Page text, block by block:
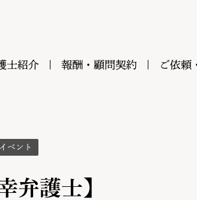
士紹介 報酬・顧問契約 ご依頼
ベント
弁護士】